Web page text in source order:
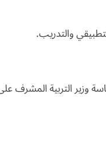
والتدريب.
وزير التربية المشرف